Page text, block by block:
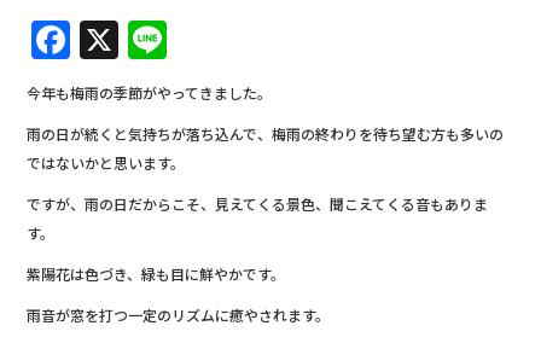
F
a
c
e
b
o
k
X
n
e
今年も梅雨の季節がやってきました。
雨の日が続くと気持ちが落ち込んで、梅雨の終わりを待ち望む方も多いの
ではないかと思います。
ですが、雨の日だからこそ、見えてくる景色、聞こえてくる音もありま
す。
紫陽花は色づき、緑も目に鮮やかです。
雨音が窓を打つ一定のリズムに癒やされます。